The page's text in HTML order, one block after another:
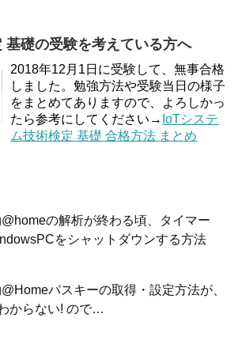
基礎の受験を考えている方へ
2018年12月1日に受験して、無事合格
しました。勉強方法や受験当日の様子
をまとめてありますので、よろしかっ
たら参考にしてください→ IoTシステ
ム技術検定 基礎 合格方法 まとめ
の解析が終わる頃、タイマー
をシャットダウンする方法
パスキーの取得・設定方法が、
からない! ので…